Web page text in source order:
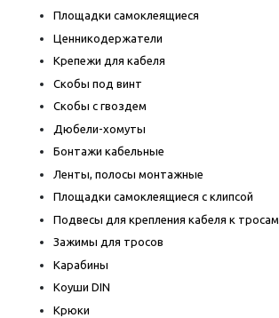
Площадки самоклеящиеся
Ценникодержатели
Крепежи для кабеля
Скобы под винт
Скобы с гвоздем
Дюбели-хомуты
Бонтажи кабельные
Ленты, полосы монтажные
Площадки самоклеящиеся с клипсой
Подвесы для крепления кабеля к тросам
Зажимы для тросов
Карабины
Коуши DIN
Крюки